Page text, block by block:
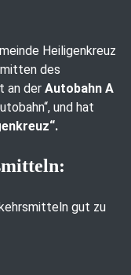
Heiligenkreuz
des
an der Autobahn A
und hat
gut zu